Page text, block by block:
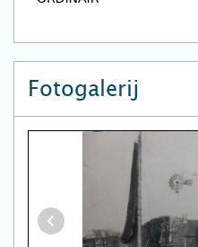
Fotogalerij